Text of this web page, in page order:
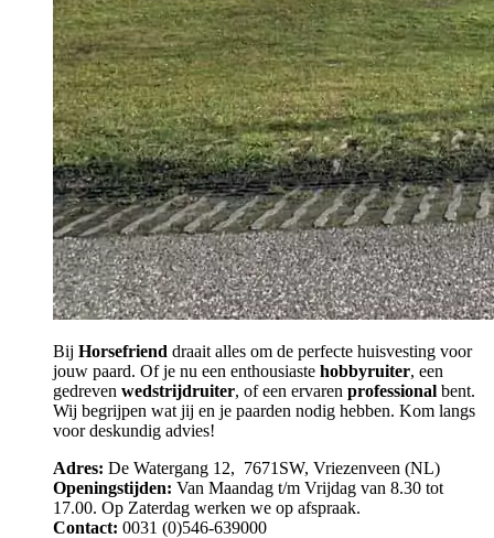
Bij Horsefriend draait alles om de perfecte huisvesting voor
jouw paard. Of je nu een enthousiaste hobbyruiter, een
gedreven wedstrijdruiter, of een ervaren professional bent.
Wij begrijpen wat jij en je paarden nodig hebben. Kom langs
voor deskundig advies!
Adres: De Watergang 12, 7671SW, Vriezenveen (NL)
Openingstijden: Van Maandag t/m Vrijdag van 8.30 tot
17.00. Op Zaterdag werken we op afspraak.
Contact: 0031 (0)546-639000